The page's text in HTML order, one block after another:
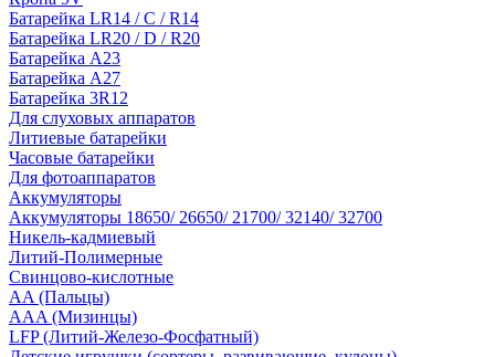
Батарейка LR14 / C / R14
Батарейка LR20 / D / R20
Батарейка A23
Батарейка A27
Батарейка 3R12
Для слуховых аппаратов
Литиевые батарейки
Часовые батарейки
Для фотоаппаратов
Аккумуляторы
Аккумуляторы 18650/ 26650/ 21700/ 32140/ 32700
Никель-кадмиевый
Литий-Полимерные
Свинцово-кислотные
AA (Пальцы)
AAA (Мизинцы)
LFP (Литий-Железо-Фосфатный)